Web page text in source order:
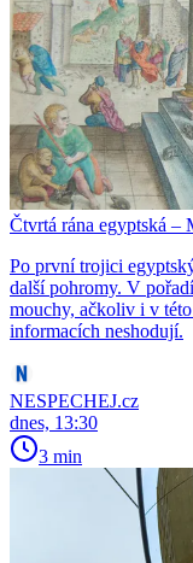
Čtvrtá rána egyptská –
Po první trojici
další pohromy. V
mouchy, ačkoliv i v
informacích neshodují.
NESPECHEJ.cz
dnes, 13:30
3 min